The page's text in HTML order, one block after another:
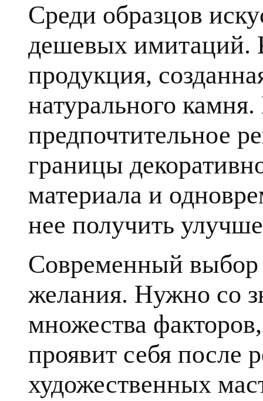
Среди образцов
дешевых имитаций.
продукция,
натурального
предпочтительное
границы
материала и
нее получить
Современный выбор
желания. Нужно со
множества
проявит себя после
художественных